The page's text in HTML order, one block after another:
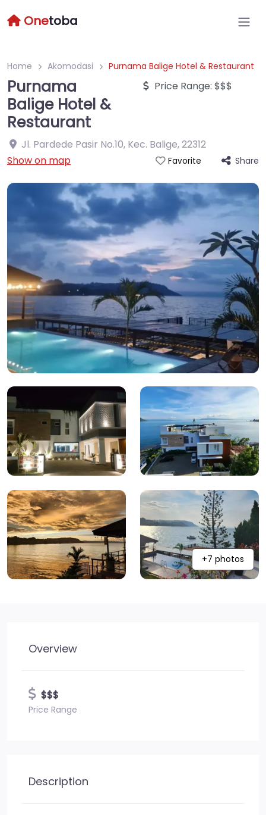
Onetoba
Home Akomodasi Purnama Balige Hotel & Restaurant
Purnama
Balige Hotel &
Restaurant
Price Range: $$$
Jl. Pardede Pasir No.10, Kec. Balige,22312
Show on map
Favorite Share
+7 photos
Overview
$$$
Price Range
Description